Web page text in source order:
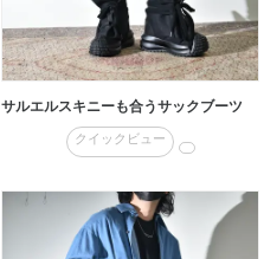
サルエルスキニーも合うサックブーツ
クイックビュー